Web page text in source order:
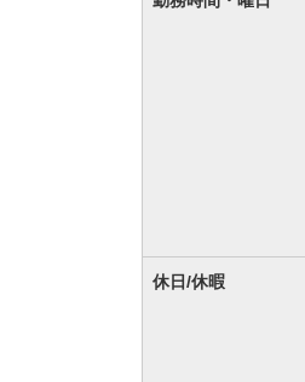
休日/休暇